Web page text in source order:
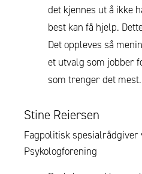
det kjennes ut å ikke
best kan få hjelp.
Det oppleves så
et utvalg som jobber
som trenger det mest.
Stine Reiersen
Fagpolitisk spesialrådgiver
Psykologforening